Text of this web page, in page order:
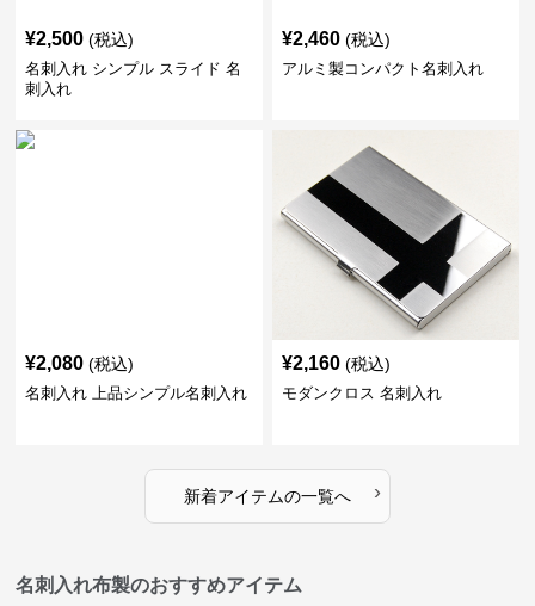
¥2,500 (税込)
名刺入れ シンプル スライド 名
刺入れ
¥2,460 (税込)
アルミ製コンパクト名刺入れ
¥2,080 (税込)
名刺入れ 上品シンプル名刺入れ
¥2,160 (税込)
モダンクロス 名刺入れ
新着アイテムの一覧へ ›
名刺入れ布製のおすすめアイテム